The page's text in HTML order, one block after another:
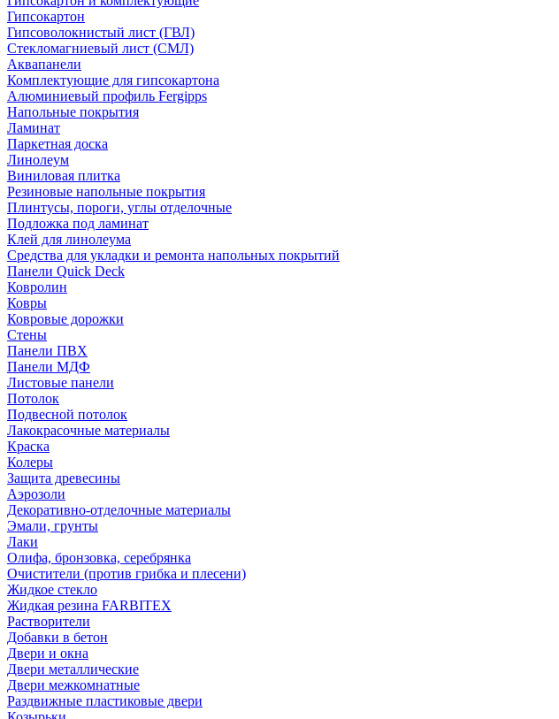
Гипсокартон
Гипсоволокнистый лист (ГВЛ)
Стекломагниевый лист (СМЛ)
Аквапанели
Комплектующие для гипсокартона
Алюминиевый профиль Fergipps
Напольные покрытия
Ламинат
Паркетная доска
Линолеум
Виниловая плитка
Резиновые напольные покрытия
Плинтусы, пороги, углы отделочные
Подложка под ламинат
Клей для линолеума
Средства для укладки и ремонта напольных покрытий
Панели Quick Deck
Ковролин
Ковры
Ковровые дорожки
Стены
Панели ПВХ
Панели МДФ
Листовые панели
Потолок
Подвесной потолок
Лакокрасочные материалы
Краска
Колеры
Защита древесины
Аэрозоли
Декоративно-отделочные материалы
Эмали, грунты
Лаки
Олифа, бронзовка, серебрянка
Очистители (против грибка и плесени)
Жидкое стекло
Жидкая резина FARBITEX
Растворители
Добавки в бетон
Двери и окна
Двери металлические
Двери межкомнатные
Раздвижные пластиковые двери